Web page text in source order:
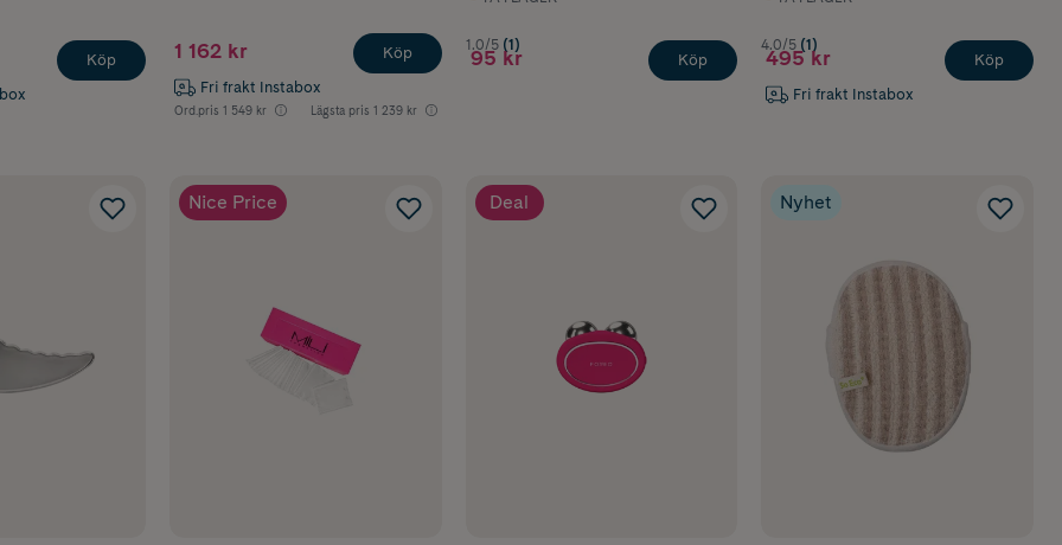
Köp 1 162 kr
Fri frakt Instabox
Ord.pris 1 549 kr Lägsta pris 1 239 kr
Köp 1.0/5 (1)
95 kr Köp
4.0/5 (1)
495 kr
Fri frakt Instabox
Köp
Nice Price Deal Nyhet